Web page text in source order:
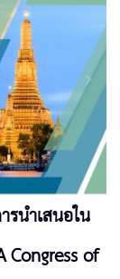
รนำเสนอใน
Congress of